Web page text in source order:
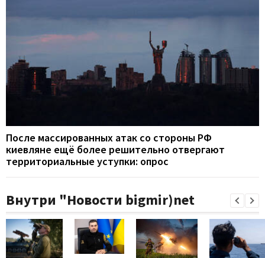
После массированных атак со стороны РФ
киевляне ещё более решительно отвергают
территориальные уступки: опрос
Внутри "Новости bigmir)net